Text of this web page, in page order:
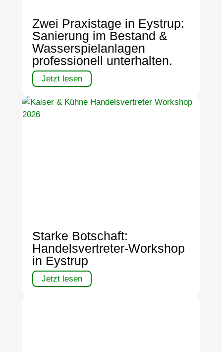
Zwei Praxistage in Eystrup:
Sanierung im Bestand &
Wasserspielanlagen
professionell unterhalten.
Jetzt lesen
Starke Botschaft:
Handelsvertreter-Workshop
in Eystrup
Jetzt lesen